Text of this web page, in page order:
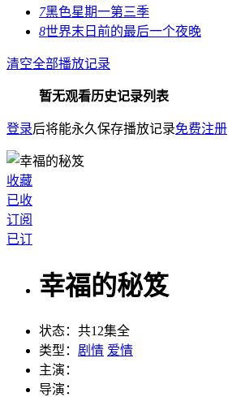
7黑色星期一第三季
8世界末日前的最后一个夜晚
清空全部播放记录
暂无观看历史记录列表
登录后将能永久保存播放记录免费注册
收藏
已收
订阅
已订
幸福的秘笈
状态： 共12集全
类型： 剧情 爱情
主演：
导演：